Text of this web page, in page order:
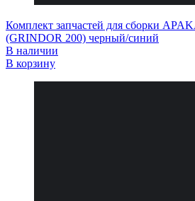
Комплект запчастей для сборки
(GRINDOR 200) черный/синий
В наличии
В корзину